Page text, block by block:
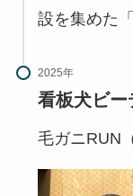
設を集めた
2025年
看板犬ビー
毛ガニRUN